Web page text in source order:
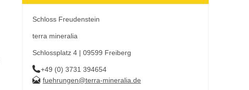
Schloss Freudenstein
terra mineralia
Schlossplatz 4 | 09599 Freiberg
+49 (0) 3731 394654
fuehrungen@terra-mineralia.de